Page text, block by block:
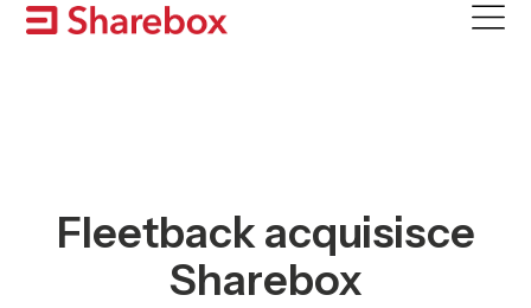
Skip
Fleetback acquisisce
Sharebox